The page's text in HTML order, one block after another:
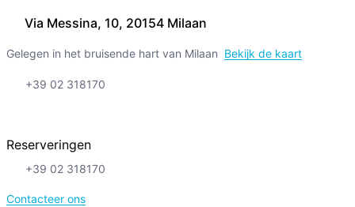
Via Messina, 10, 20154 Milaan
Gelegen in het bruisende hart van Milaan Bekijk de kaart
+39 02 318170
Reserveringen
+39 02 318170
Contacteer ons